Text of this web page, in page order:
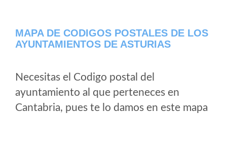
MAPA DE CODIGOS POSTALES DE LOS
AYUNTAMIENTOS DE ASTURIAS
Necesitas el Codigo postal del
ayuntamiento al que perteneces en
Cantabria, pues te lo damos en este mapa